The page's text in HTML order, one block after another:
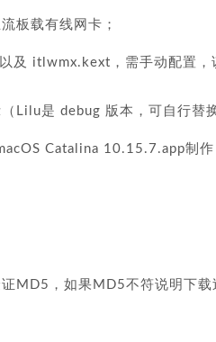
板载有线网卡；
及 itlwmx.kext，需手动配置，
Lilu是 debug 版本，可自行替
Catalina 10.15.7.app制作
MD5，如果MD5不符说明下